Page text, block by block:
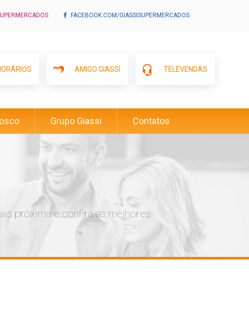
FACEBOOK.COM/GIASSISUPERMERCADOS
AMIGO GIASSI TELEVENDAS
Grupo Giassi Contatos
próxima e confira as melhores